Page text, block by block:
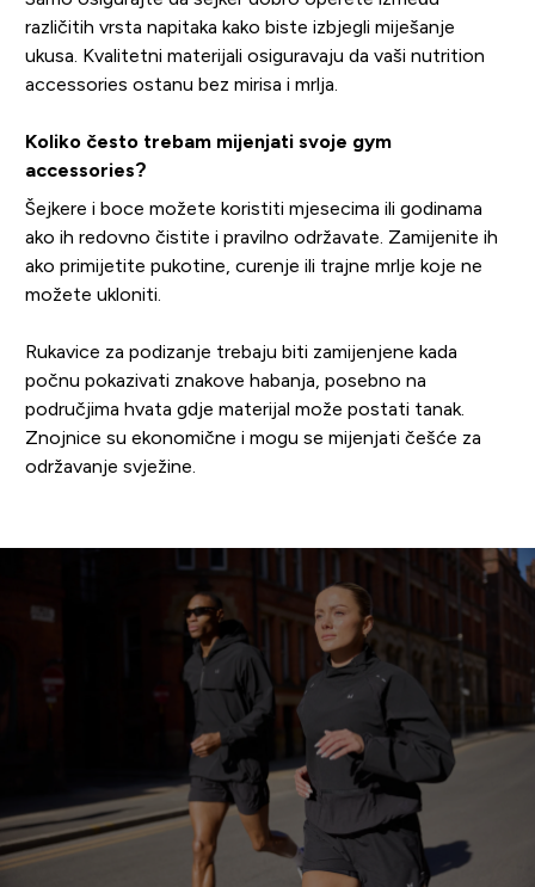
različitih vrsta napitaka kako biste izbjegli miješanje
ukusa. Kvalitetni materijali osiguravaju da vaši nutrition
accessories ostanu bez mirisa i mrlja.
Koliko često trebam mijenjati svoje gym
accessories?
Šejkere i boce možete koristiti mjesecima ili godinama
ako ih redovno čistite i pravilno održavate. Zamijenite ih
ako primijetite pukotine, curenje ili trajne mrlje koje ne
možete ukloniti.
Rukavice za podizanje trebaju biti zamijenjene kada
počnu pokazivati znakove habanja, posebno na
područjima hvata gdje materijal može postati tanak.
Znojnice su ekonomične i mogu se mijenjati češće za
održavanje svježine.